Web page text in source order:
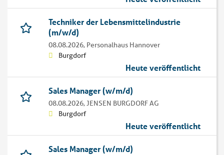
Techniker der Lebensmittelindustrie
(m/w/d)
08.08.2026, Personalhaus Hannover
Burgdorf
Heute veröffentlicht
Sales Manager (w/m/d)
08.08.2026,JENSEN BURGDORF AG
Burgdorf
Heute veröffentlicht
Sales Manager (w/m/d)